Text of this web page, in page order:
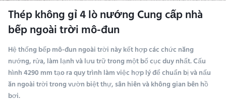
Thép không gỉ 4 lò nướng Cung cấp nhà
bếp ngoài trời mô-đun
Hệ thống bếp mô-đun ngoài trời này kết hợp các chức năng
nướng, rửa, làm lạnh và lưu trữ trong một bố cục duy nhất. Cấu
hình 4290 mm tạo ra quy trình làm việc hợp lý để chuẩn bị và nấu
ăn ngoài trời trong vườn biệt thự, sân hiên và không gian bên hồ
bơi.